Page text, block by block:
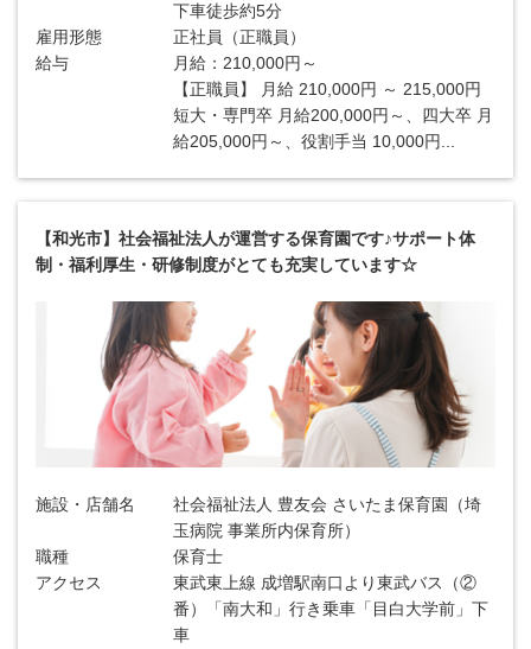
下車徒歩約5分
雇用形態
正社員（正職員）
給与
月給：210,000円～
【正職員】 月給 210,000円 ～ 215,000円
短大・専門卒 月給200,000円～、四大卒 月
給205,000円～、役割手当 10,000円...
【和光市】社会福祉法人が運営する保育園です♪サポート体
制・福利厚生・研修制度がとても充実しています☆
施設・店舗名
社会福祉法人 豊友会 さいたま保育園（埼
玉病院 事業所内保育所）
職種
保育士
アクセス
東武東上線 成増駅南口より東武バス（②
番）「南大和」行き乗車「目白大学前」下
車